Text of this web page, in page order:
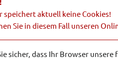
speichert aktuell keine Cookies!
Sie in diesem Fall unseren
sicher, dass Ihr Browser